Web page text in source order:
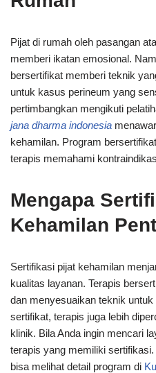
Pijat di rumah oleh pasangan
memberi ikatan emosional.
bersertifikat memberi teknik
untuk kasus perineum yang
pertimbangkan mengikuti
jana dharma indonesia
kehamilan. Program
terapis memahami
Mengapa
Kehamilan
Sertifikasi pijat kehamilan
kualitas layanan. Terapis
dan menyesuaikan teknik
sertifikat, terapis juga lebih
klinik. Bila Anda ingin mencari
terapis yang memiliki
bisa melihat detail program di